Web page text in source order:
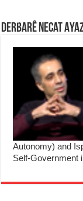
Derbarê Necat
Autonomy) and
Self-Government